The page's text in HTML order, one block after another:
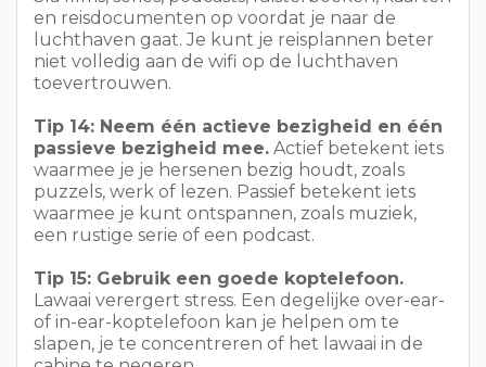
puzzels, werk of lezen. Passief betekent iets
waarmee je kunt ontspannen, zoals muziek,
een rustige serie of een podcast.
Tip 15: Gebruik een goede koptelefoon.
Lawaai verergert stress. Een degelijke over-ear-
of in-ear-koptelefoon kan je helpen om te
slapen, je te concentreren of het lawaai in de
cabine te negeren.
Tip 16: Neem indien mogelijk een standaard
voor je tablet of telefoon mee.
scherm laag op je schoot houdt, belast
Een betere kijkhoek maakt urenlang
schermgebruik minder belastend voor je
lichaam.